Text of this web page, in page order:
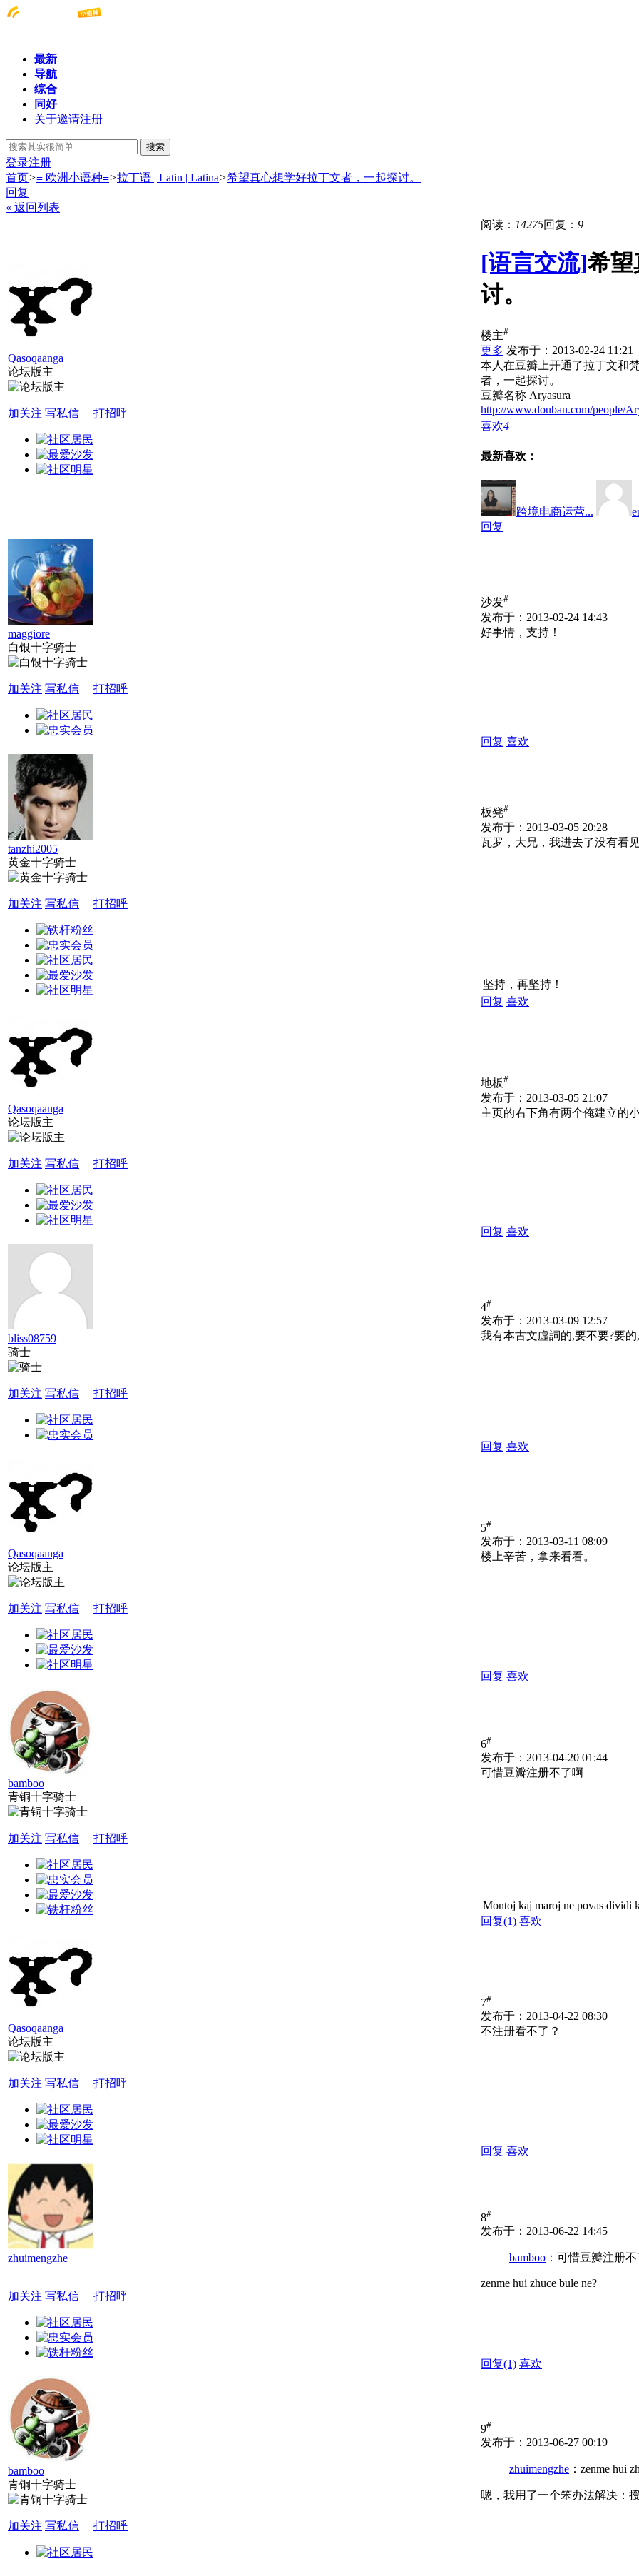
最新
导航
综合
同好
关于邀请注册
搜索
登录注册
首页>≡ 欧洲小语种≡>拉丁语 | Latin | Latina>希望真心想学好拉丁文者，一起探讨。
回复
« 返回列表
Qasoqaanga
论坛版主
加关注 写私信 打招呼
阅读： 14275回复： 9
[语言交流]希望
讨。
楼主#
更多 发布于：2013-02-24 11:21
本人在豆瓣上开通了拉丁文和
者，一起探讨。
豆瓣名称 Aryasura
http://www.douban.com/people/
喜欢4
最新喜欢：
跨境电商运营...
回复
maggiore
白银十字骑士
加关注 写私信 打招呼
沙发#
发布于：2013-02-24 14:43
好事情，支持！
回复 喜欢
tanzhi2005
黄金十字骑士
加关注 写私信 打招呼
板凳#
发布于：2013-03-05 20:28
瓦罗，大兄，我进去了没有看
坚持，再坚持！
回复 喜欢
Qasoqaanga
论坛版主
加关注 写私信 打招呼
地板#
发布于：2013-03-05 21:07
主页的右下角有两个俺建立的
回复 喜欢
bliss08759
骑士
加关注 写私信 打招呼
4#
发布于：2013-03-09 12:57
我有本古文虛詞的,要不要?要的,
回复 喜欢
Qasoqaanga
论坛版主
加关注 写私信 打招呼
5#
发布于：2013-03-11 08:09
楼上辛苦，拿来看看。
回复 喜欢
bamboo
青铜十字骑士
加关注 写私信 打招呼
6#
发布于：2013-04-20 01:44
可惜豆瓣注册不了啊
Montoj kaj maroj ne povas dividi
回复(1) 喜欢
Qasoqaanga
论坛版主
加关注 写私信 打招呼
7#
发布于：2013-04-22 08:30
不注册看不了？
回复 喜欢
zhuimengzhe
加关注 写私信 打招呼
8#
发布于：2013-06-22 14:45
bamboo ：可惜豆瓣注册
zenme hui zhuce bule ne?
回复(1) 喜欢
bamboo
青铜十字骑士
加关注 写私信 打招呼
9#
发布于：2013-06-27 00:19
zhuimengzhe ：zenme hui
嗯，我用了一个笨办法解决：